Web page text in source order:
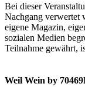
Bei dieser
Nachgang verwertet
eigene Magazin,
sozialen Medien
Teilnahme gewährt,
Weil Wein by